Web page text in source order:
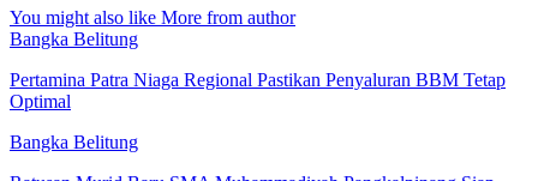
You might also like More from author
Bangka Belitung
Pertamina Patra Niaga Regional Pastikan Penyaluran BBM Tetap
Optimal
Bangka Belitung